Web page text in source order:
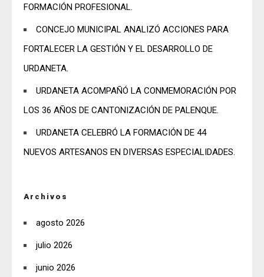
FORMACIÓN PROFESIONAL.
CONCEJO MUNICIPAL ANALIZÓ ACCIONES PARA
FORTALECER LA GESTIÓN Y EL DESARROLLO DE
URDANETA.
URDANETA ACOMPAÑÓ LA CONMEMORACIÓN POR
LOS 36 AÑOS DE CANTONIZACIÓN DE PALENQUE.
URDANETA CELEBRÓ LA FORMACIÓN DE 44
NUEVOS ARTESANOS EN DIVERSAS ESPECIALIDADES.
Archivos
agosto 2026
julio 2026
junio 2026